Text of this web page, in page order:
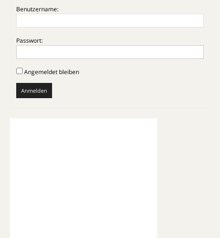
Benutzername:
Passwort:
Angemeldet bleiben
Anmelden